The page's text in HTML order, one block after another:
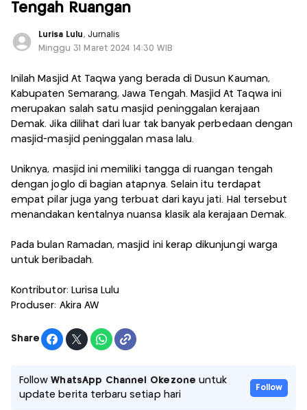
Tengah Ruangan
Lurisa Lulu , Jurnalis
Minggu 31 Maret 2024 14:30 WIB
Inilah Masjid At Taqwa yang berada di Dusun Kauman,
Kabupaten Semarang, Jawa Tengah. Masjid At Taqwa ini
merupakan salah satu masjid peninggalan kerajaan
Demak. Jika dilihat dari luar tak banyak perbedaan dengan
masjid-masjid peninggalan masa lalu.
Uniknya, masjid ini memiliki tangga di ruangan tengah
dengan joglo di bagian atapnya. Selain itu terdapat
empat pilar juga yang terbuat dari kayu jati. Hal tersebut
menandakan kentalnya nuansa klasik ala kerajaan Demak.
Pada bulan Ramadan, masjid ini kerap dikunjungi warga
untuk beribadah.
Kontributor: Lurisa Lulu
Produser: Akira AW
Share
FollowWhatsApp Channel Okezone untuk
update berita terbaru setiap hari
Follow